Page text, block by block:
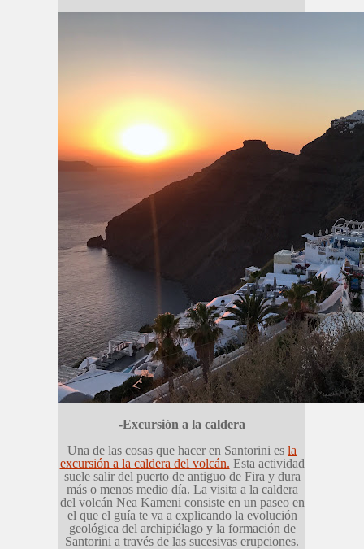
-Excursión a la caldera
Una de las cosas que hacer en Santorini es la
excursión a la caldera del volcán. Esta actividad
suele salir del puerto de antiguo de Fira y dura
más o menos medio día. La visita a la caldera
del volcán Nea Kameni consiste en un paseo en
el que el guía te va a explicando la evolución
geológica del archipiélago y la formación de
Santorini a través de las sucesivas erupciones.